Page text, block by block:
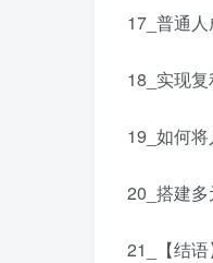
17_普通
18_实现
19_如何
20_搭建
21_【结